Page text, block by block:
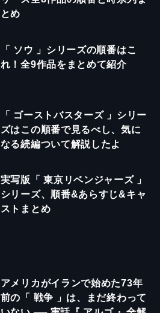
とめ
「 ソウ 」シリーズの順番はこ
れ！全9作品をまとめて紹介
「 ゴーストバスターズ 」シリー
ズはこの順番で見るべし、気に
なる続編ついて解説したよ
実写版「 東京リベンジャーズ 」
シリーズ、順番&あらすじ&キャ
ストまとめ
アメリカがイランで始めた73年
前の「 戦争 」は、まだ終わって